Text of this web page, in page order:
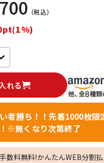
（税込）
れる
者勝ち！！先着1000枚限
※無くなり次第終了
数料無料!かんたんWEB分割